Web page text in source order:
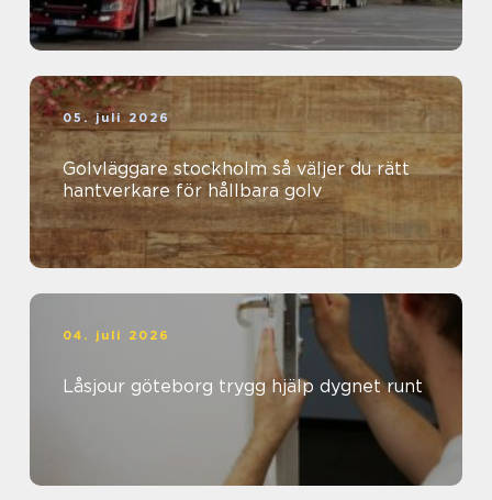
05. juli 2026
Golvläggare stockholm så väljer du rätt
hantverkare för hållbara golv
04. juli 2026
Låsjour göteborg trygg hjälp dygnet runt